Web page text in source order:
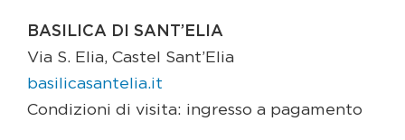
BASILICA DI SANT’ELIA
Via S. Elia, Castel Sant’Elia
basilicasantelia.it
Condizioni di visita: ingresso a pagamento